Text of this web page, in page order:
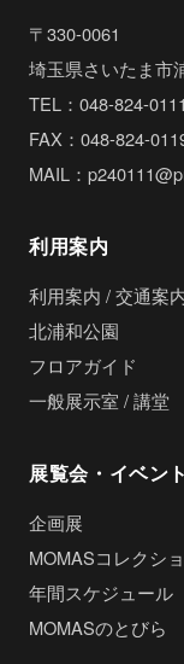
〒330-0061
埼玉県さいたま市
TEL：048-824-0111
FAX：048-824-
MAIL：
利用案内
利用案内 / 交通案
北浦和公園
フロアガイド
一般展示室 / 講堂
展覧会・イベント
企画展
MOMASコレクシ
年間スケジュール
MOMASのとびら